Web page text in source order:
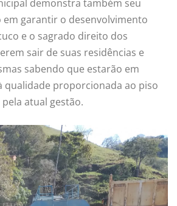
demonstra também seu
garantir o desenvolvimento
e o sagrado direito dos
sair de suas residências e
sabendo que estarão em
qualidade proporcionada ao piso
atual gestão.